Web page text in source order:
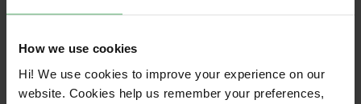
How we use cookies
Hi! We use cookies to improve your experience on our
website. Cookies help us remember your preferences,
更多详情请访问tcocertifiedcloud.com